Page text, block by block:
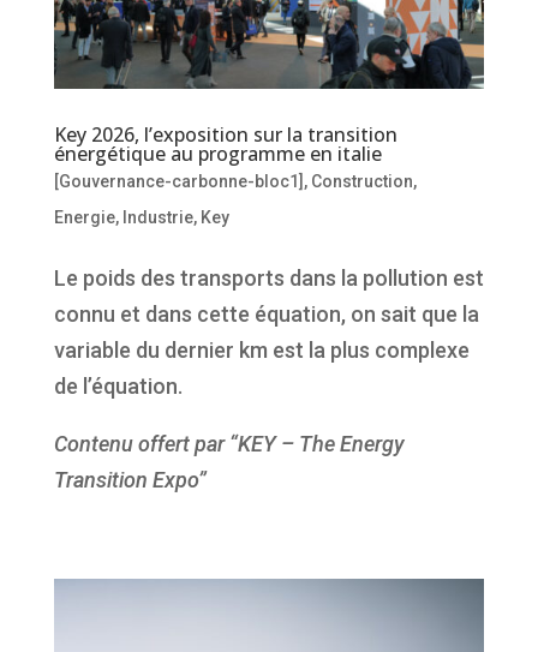
Key 2026, l’exposition sur la transition
énergétique au programme en italie
[Gouvernance-carbonne-bloc1] , Construction,
Energie, Industrie, Key
Le poids des transports dans la pollution est
connu et dans cette équation, on sait que la
variable du dernier km est la plus complexe
de l’équation.
Contenu offert par “KEY – The Energy
Transition Expo”